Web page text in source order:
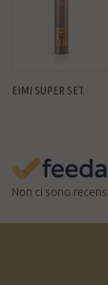
EIMI SUPER SET
Non ci sono